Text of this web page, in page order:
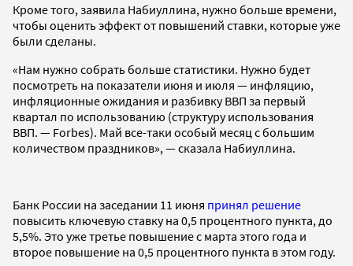
Кроме того, заявила Набиуллина, нужно больше времени,
чтобы оценить эффект от повышений ставки, которые уже
были сделаны.
«Нам нужно собрать больше статистики. Нужно будет
посмотреть на показатели июня и июля — инфляцию,
инфляционные ожидания и разбивку ВВП за первый
квартал по использованию (структуру использования
ВВП. — Forbes). Май все-таки особый месяц с большим
количеством праздников», — сказала Набиуллина.
Банк России на заседании 11 июня принял решение
повысить ключевую ставку на 0,5 процентного пункта, до
5,5%. Это уже третье повышение с марта этого года и
второе повышение на 0,5 процентного пункта в этом году.